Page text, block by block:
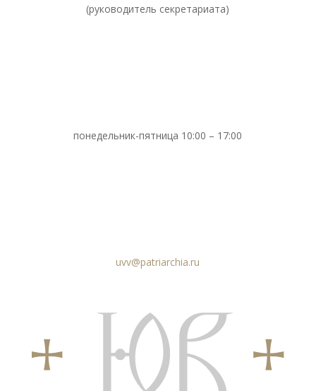
(руководитель секретариата)
понедельник-пятница 10:00 – 17:00
uvv@patriarchia.ru